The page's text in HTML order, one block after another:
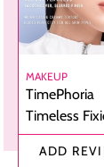
MAKEUP
TimePhoria
Timeless
Tint Stick,
Foundation
ADD